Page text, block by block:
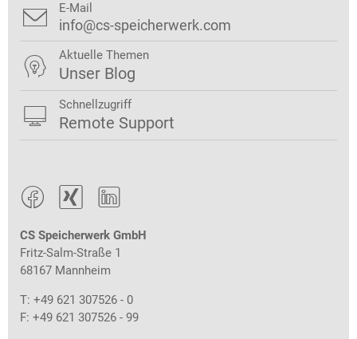
  
CS Speicherwerk GmbH
Fritz-Salm-Straße 1
68167 Mannheim
T: +49 621 307526 - 0
F: +49 621 307526 - 99
 E-Mail
info@cs-speicherwerk.com
 Aktuelle Themen
Unser Blog
 Schnellzugriff
Remote Support